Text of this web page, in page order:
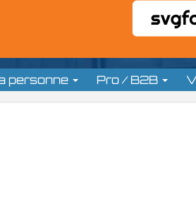
personne Pro / B2B